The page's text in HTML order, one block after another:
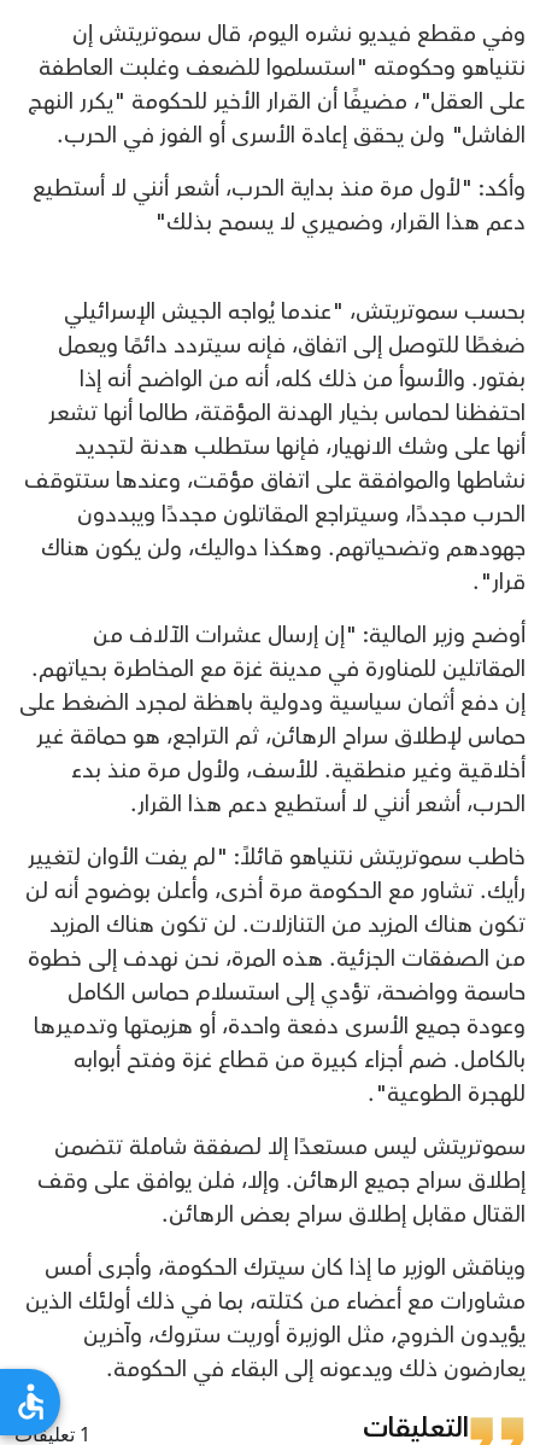
وفي مقطع فيديو نشره اليوم، قال سموتريتش إن
نتنياهو وحكومته "استسلموا للضعف وغلبت العاطفة
على العقل"، مضيفًا أن القرار الأخير للحكومة "يكرر النهج
الفاشل" ولن يحقق إعادة الأسرى أو الفوز في الحرب.
وأكد: "لأول مرة منذ بداية الحرب، أشعر أنني لا أستطيع
دعم هذا القرار، وضميري لا يسمح بذلك"
بحسب سموتريتش، "عندما يُواجه الجيش الإسرائيلي
ضغطًا للتوصل إلى اتفاق، فإنه سيتردد دائمًا ويعمل
بفتور. والأسوأ من ذلك كله، أنه من الواضح أنه إذا
احتفظنا لحماس بخيار الهدنة المؤقتة، طالما أنها تشعر
أنها على وشك الانهيار، فإنها ستطلب هدنة لتجديد
نشاطها والموافقة على اتفاق مؤقت، وعندها ستتوقف
الحرب مجددًا، وسيتراجع المقاتلون مجددًا ويبددون
جهودهم وتضحياتهم. وهكذا دواليك، ولن يكون هناك
قرار".
أوضح وزير المالية: "إن إرسال عشرات الآلاف من
المقاتلين للمناورة في مدينة غزة مع المخاطرة بحياتهم.
إن دفع أثمان سياسية ودولية باهظة لمجرد الضغط على
حماس لإطلاق سراح الرهائن، ثم التراجع، هو حماقة غير
أخلاقية وغير منطقية. للأسف، ولأول مرة منذ بدء
الحرب، أشعر أنني لا أستطيع دعم هذا القرار.
خاطب سموتريتش نتنياهو قائلاً: "لم يفت الأوان لتغيير
رأيك. تشاور مع الحكومة مرة أخرى، وأعلن بوضوح أنه لن
تكون هناك المزيد من التنازلات. لن تكون هناك المزيد
من الصفقات الجزئية. هذه المرة، نحن نهدف إلى خطوة
حاسمة وواضحة، تؤدي إلى استسلام حماس الكامل
وعودة جميع الأسرى دفعة واحدة، أو هزيمتها وتدميرها
بالكامل. ضم أجزاء كبيرة من قطاع غزة وفتح أبوابه
للهجرة الطوعية".
سموتريتش ليس مستعدًا إلا لصفقة شاملة تتضمن
إطلاق سراح جميع الرهائن. وإلا، فلن يوافق على وقف
القتال مقابل إطلاق سراح بعض الرهائن.
ويناقش الوزير ما إذا كان سيترك الحكومة، وأجرى أمس
مشاورات مع أعضاء من كتلته، بما في ذلك أولئك الذين
يؤيدون الخروج، مثل الوزيرة أوريت ستروك، وآخرين
يعارضون ذلك ويدعونه إلى البقاء في الحكومة.
التعليقات 1 تعليقات